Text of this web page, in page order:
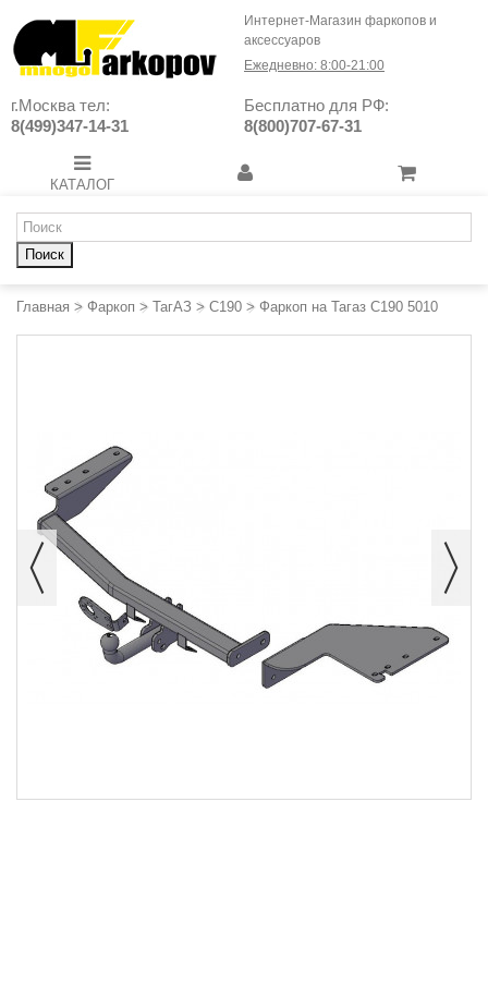
Интернет-Магазин фаркопов и
аксессуаров
Ежедневно: 8:00-21:00
г.Москва тел:
8(499)347-14-31
Бесплатно для РФ:
8(800)707-67-31
КАТАЛОГ
Поиск
Главная > Фаркоп > ТагАЗ > C190 > Фаркоп на Тагаз C190 5010